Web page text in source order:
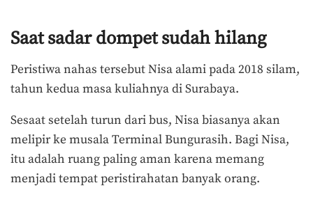
Saat sadar dompet sudah hilang
Peristiwa nahas tersebut Nisa alami pada 2018 silam,
tahun kedua masa kuliahnya di Surabaya.
Sesaat setelah turun dari bus, Nisa biasanya akan
melipir ke musala Terminal Bungurasih. Bagi Nisa,
itu adalah ruang paling aman karena memang
menjadi tempat peristirahatan banyak orang.